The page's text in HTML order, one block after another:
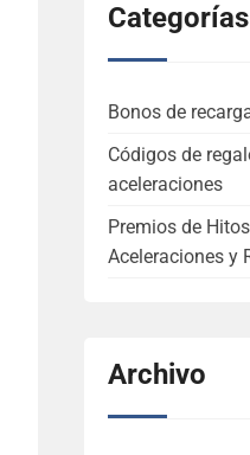
Categorías
Bonos de
Códigos de
aceleraciones
Premios de
Aceleraciones y
Archivo